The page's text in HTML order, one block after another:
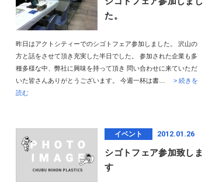
た。
昨日はアクトシティーでのシゴトフェア参加しました。 沢山の
方と話をさせて頂き充実した半日でした。 参加された企業も多
種多様な中、弊社に興味を持って頂き 問い合わせに来ていただ
いた皆さんありがとうございます。 今週一杯は書…
> 続きを
読む
イベント 2012.01.26
シゴトフェア参加致しま
す